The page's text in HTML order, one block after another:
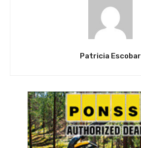
Patricia Escobar